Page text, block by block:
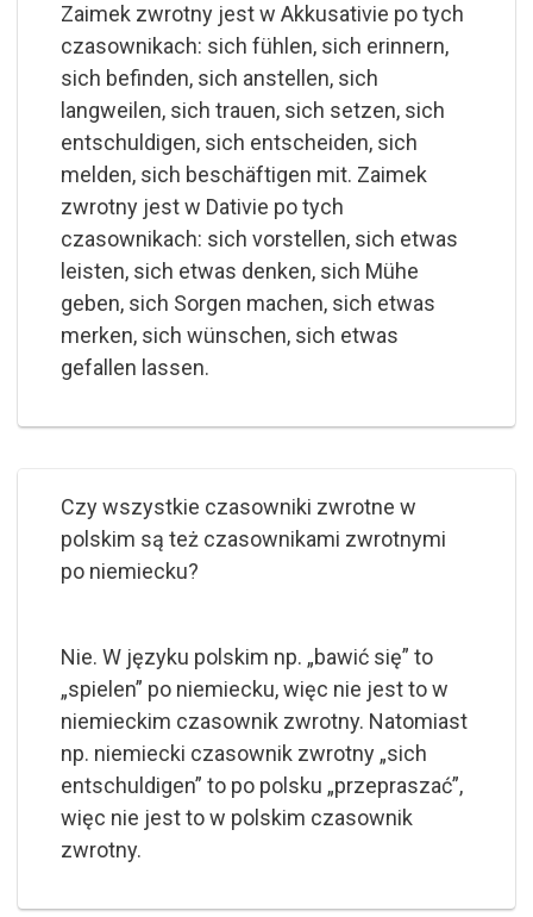
Zaimek zwrotny jest w Akkusativie po tych
czasownikach: sich fühlen, sich erinnern,
sich befinden, sich anstellen, sich
langweilen, sich trauen, sich setzen, sich
entschuldigen, sich entscheiden, sich
melden, sich beschäftigen mit. Zaimek
zwrotny jest w Dativie po tych
czasownikach: sich vorstellen, sich etwas
leisten, sich etwas denken, sich Mühe
geben, sich Sorgen machen, sich etwas
merken, sich wünschen, sich etwas
gefallen lassen.
Czy wszystkie czasowniki zwrotne w
polskim są też czasownikami zwrotnymi
po niemiecku?
Nie. W języku polskim np. „bawić się” to
„spielen” po niemiecku, więc nie jest to w
niemieckim czasownik zwrotny. Natomiast
np. niemiecki czasownik zwrotny „sich
entschuldigen” to po polsku „przepraszać”,
więc nie jest to w polskim czasownik
zwrotny.